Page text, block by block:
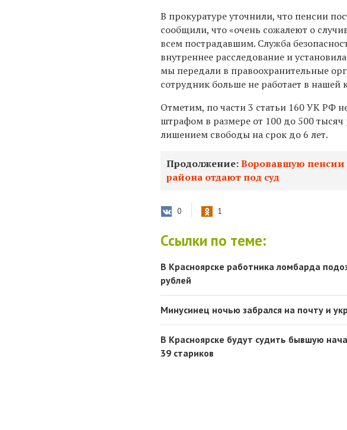
В прокуратуре уточнили, что пенсии
сообщили, что «очень сожалеют о
всем пострадавшим. Служба
внутреннее расследование и
мы передали в правоохранительные
сотрудник больше не работает в нашей
Отметим, по части 3 статьи 160 УК РФ
штрафом в размере от 100 до 500
лишением свободы на срок до 6 лет.
Продолжение:Воровавшую пенсии
района отдают под суд
0 1
Ссылки по теме:
В Красноярске работника ломбарда
рублей
Минусинец ночью забрался на почту и
В Красноярске будут судить бывшую
39 стариков